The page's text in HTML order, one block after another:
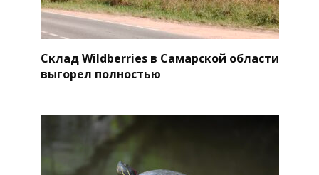
Склад Wildberries в Самарской области
выгорел полностью